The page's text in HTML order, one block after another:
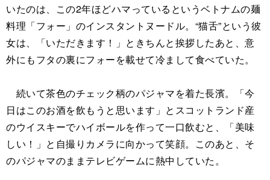
いたのは、この2年ほどハマっているというベトナムの麺
料理「フォー」のインスタントヌードル。“猫舌”という彼
女は、「いただきます！」ときちんと挨拶したあと、意
外にもフタの裏にフォーを載せて冷まして食べていた。
続いて茶色のチェック柄のパジャマを着た長濱。「今
日はこのお酒を飲もうと思います」とスコットランド産
のウイスキーでハイボールを作って一口飲むと、「美味
しい！」と自撮りカメラに向かって笑顔。このあと、そ
のパジャマのままテレビゲームに熱中していた。